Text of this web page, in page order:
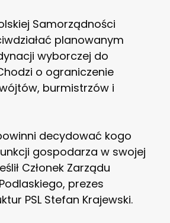
Samorządności
planowanym
wyborczej do
o ograniczenie
burmistrzów i
decydować kogo
gospodarza w swojej
Członek Zarządu
prezes
PSL Stefan Krajewski.